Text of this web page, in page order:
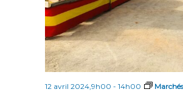
12 avril 2024,9h00 - 14h00 Marchés